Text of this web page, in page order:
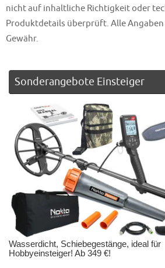
nicht auf inhaltliche Richtigkeit oder
Produktdetails überprüft. Alle
Gewähr.
Sonderangebote Einsteiger
Wasserdicht, Schiebegestänge, ideal für
Hobbyeinsteiger! Ab 349 €!